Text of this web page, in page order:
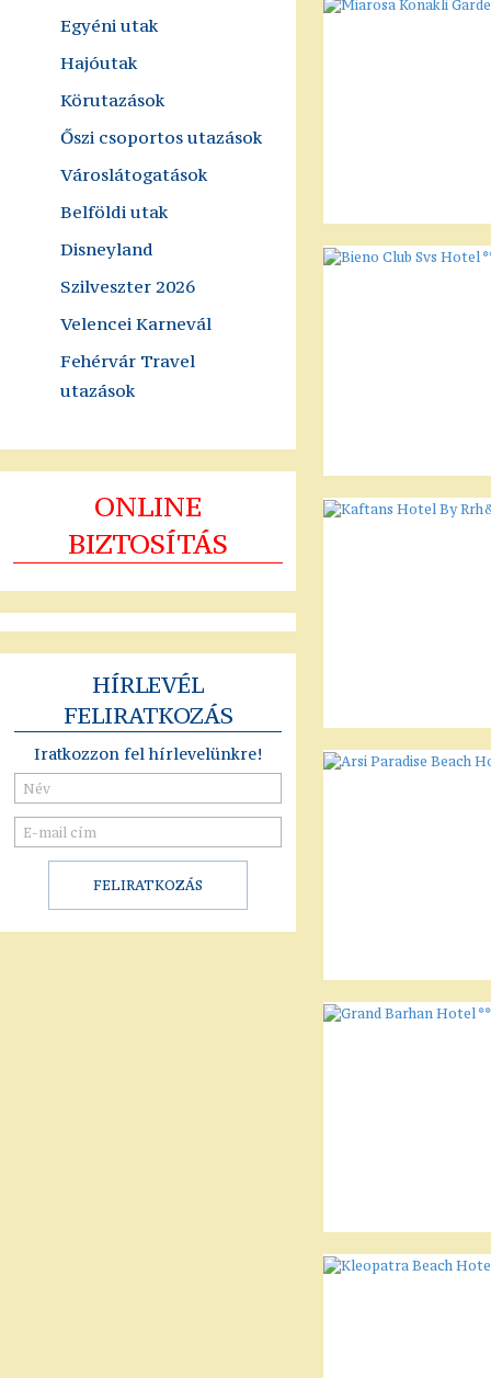
Egyéni utak
Hajóutak
Körutazások
Őszi csoportos utazások
Városlátogatások
Belföldi utak
Disneyland
Szilveszter 2026
Velencei Karnevál
Fehérvár Travel
utazások
ONLINE
BIZTOSÍTÁS
HÍRLEVÉL
FELIRATKOZÁS
Iratkozzon fel hírlevelünkre!